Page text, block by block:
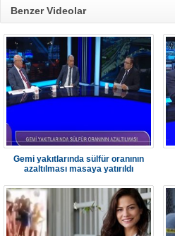
Benzer Videolar
Gemi yakıtlarında sülfür oranının
azaltılması masaya yatırıldı